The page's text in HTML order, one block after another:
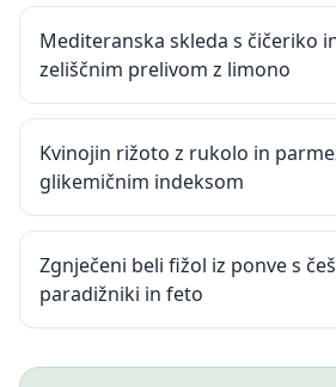
Mediteranska skleda s čičeriko
zeliščnim prelivom z limono
Kvinojin rižoto z rukolo in
glikemičnim indeksom
Zgnječeni beli fižol iz ponve s
paradižniki in feto